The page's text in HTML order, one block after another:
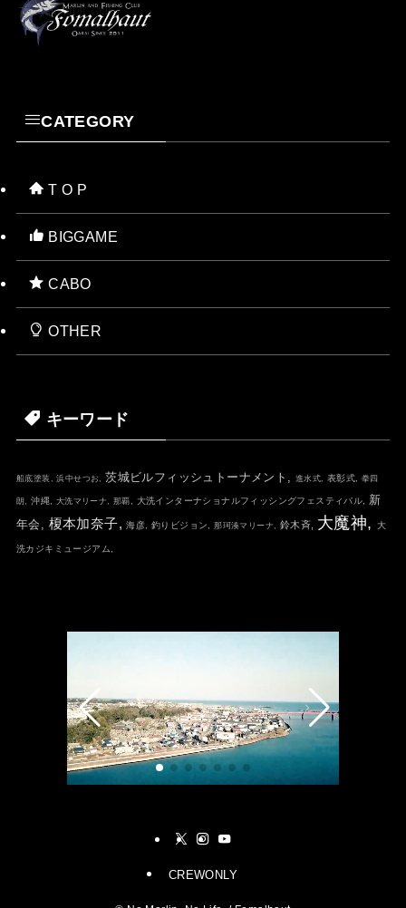
CATEGORY
T O P
BIGGAME
CABO
OTHER
キーワード
船底塗装,浜中せつお, 茨城ビルフィッシュトーナメント,進水式,表彰式,拳四
朗,沖縄, 大洗マリーナ, 那覇, 大洗インターナショナルフィッシングフェスティバル, 新
年会, 榎本加奈子,海彦, 釣りビジョン,那珂湊マリーナ, 鈴木斉, 大魔神, 大
洗カジキミュージアム,
CREWONLY